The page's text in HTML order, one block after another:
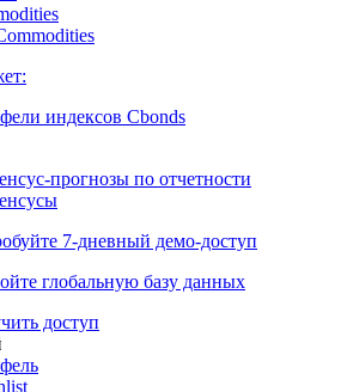
индексов Cbonds
7-дневный
глобальную базу данных